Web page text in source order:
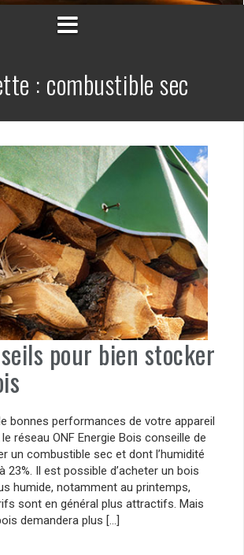
: combustible sec
pour bien stocker
bonnes performances de votre appareil
réseau ONF Energie Bois conseille de
un combustible sec et dont l’humidité
23%. Il est possible d’acheter un bois
humide, notamment au printemps,
sont en général plus attractifs. Mais
demandera plus […]